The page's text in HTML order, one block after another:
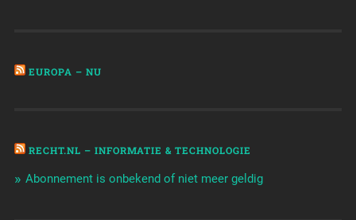
EUROPA – NU
RECHT.NL – INFORMATIE & TECHNOLOGIE
Abonnement is onbekend of niet meer geldig